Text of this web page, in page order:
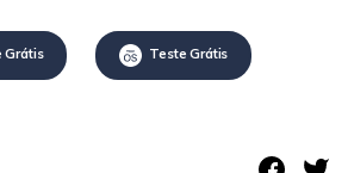
Grátis Teste Grátis